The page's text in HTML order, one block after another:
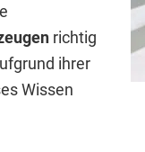
richtig
ihrer
Wissen